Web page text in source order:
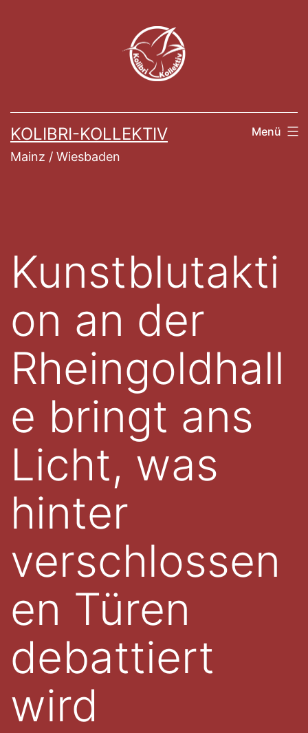
KOLIBRI-KOLLEKTIV
Mainz / Wiesbaden
Menü
Kunstblutakti
on an der
Rheingoldhall
e bringt ans
Licht, was
hinter
verschlossen
en Türen
debattiert
wird